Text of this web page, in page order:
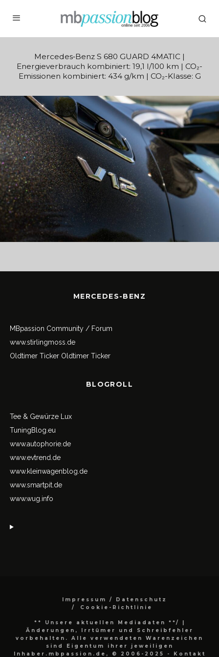
Mercedes‑Benz S 680 GUARD 4MATIC |
Energieverbrauch kombiniert: 19,1 l/100 km | CO₂-
Emissionen kombiniert: 434 g/km | CO₂-Klasse: G
MERCEDES-BENZ
MBpassion Community / Forum
www.stirlingmoss.de
Oldtimer Ticker Oldtimer Ticker
BLOGROLL
Tee & Gewürze Lux
TuningBlog.eu
www.autophorie.de
www.evtrend.de
www.kleinwagenblog.de
www.smartpit.de
www.wug.info
Impressum / Datenschutz
Cookie-Richtlinie
** Unsere aktuellen Mediadaten **/
|
Änderungen, Irrtümer und Schreibfehler
vorbehalten. Alle verwendeten Warenzeichen
sind Eigentum ihrer jeweiligen
Inhaber.mbpassion.de, © 2006-2025 - Kontakt